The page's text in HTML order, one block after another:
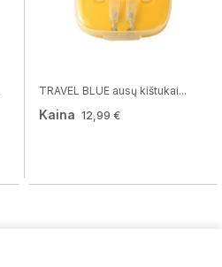
TRAVEL BLUE ausų kištukai...
Kaina 12,99 €